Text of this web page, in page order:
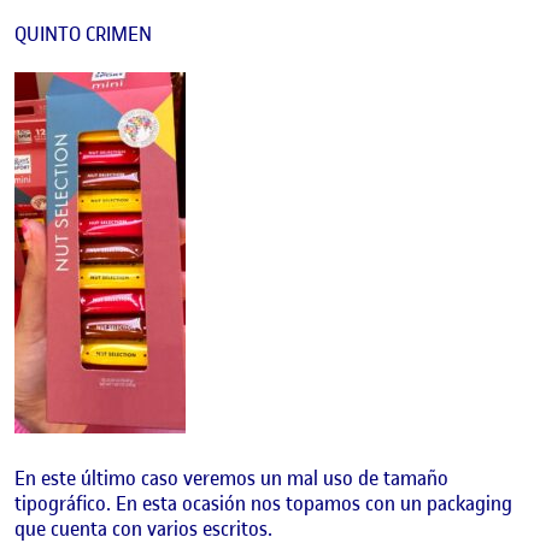
QUINTO CRIMEN
En este último caso veremos un mal uso de tamaño
tipográfico. En esta ocasión nos topamos con un packaging
que cuenta con varios escritos.